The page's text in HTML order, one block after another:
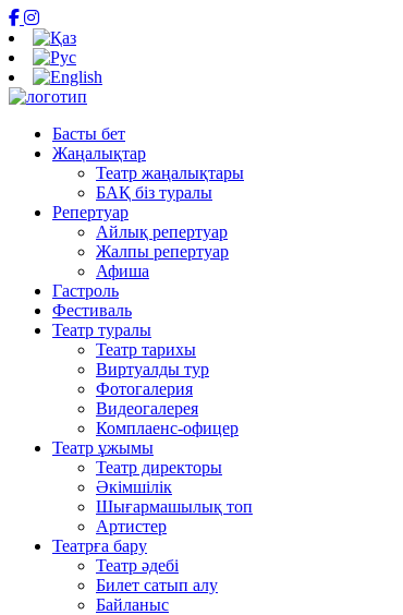
Басты бет
Жаңалықтар
Театр жаңалықтары
БАҚ біз туралы
Репертуар
Айлық репертуар
Жалпы репертуар
Афиша
Гастроль
Фестиваль
Театр туралы
Театр тарихы
Виртуалды тур
Фотогалерия
Видеогалерея
Комплаенс-офицер
Театр ұжымы
Театр директоры
Әкімшілік
Шығармашылық топ
Артистер
Театрға бару
Театр әдебі
Билет сатып алу
Байланыс